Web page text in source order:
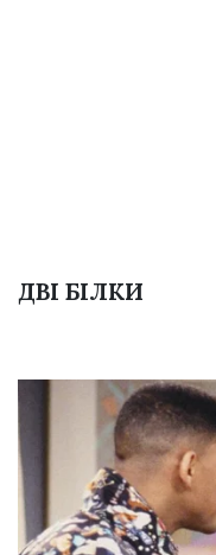
ДВІ БІЛКИ